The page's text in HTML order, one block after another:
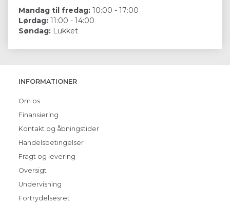
Mandag til fredag: 10:00 - 17:00
Lørdag: 11:00 - 14:00
Søndag: Lukket
INFORMATIONER
Om os
Finansiering
Kontakt og åbningstider
Handelsbetingelser
Fragt og levering
Oversigt
Undervisning
Fortrydelsesret